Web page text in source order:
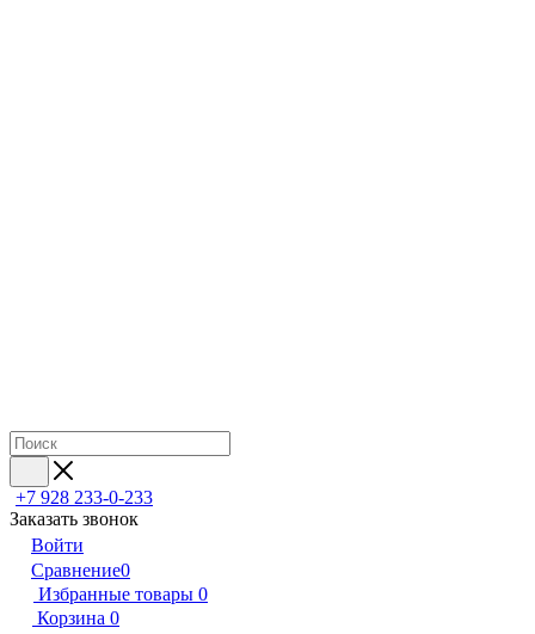
+7 928 233-0-233
Заказать звонок
Войти
Сравнение0
Избранные товары 0
Корзина 0